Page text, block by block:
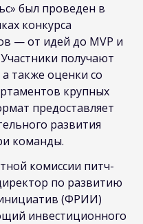
был проведен в
конкурса
— от идей до MVP и
получают
также оценки со
крупных
предоставляет
развития
команды.
комиссии питч-
по развитию
(ФРИИ)
инвестиционного